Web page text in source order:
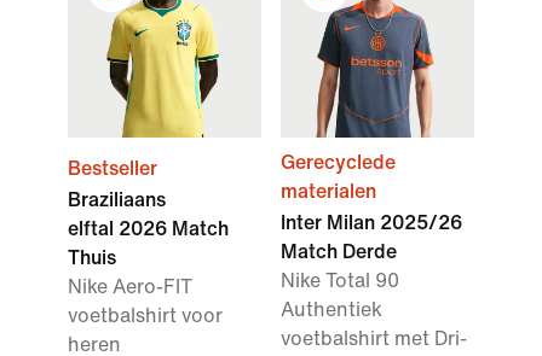
Bestseller
Braziliaans
elftal 2026 Match
Thuis
Nike Aero-FIT
voetbalshirt voor
heren
Gerecyclede
materialen
Inter Milan 2025/26
Match Derde
Nike Total 90
Authentiek
voetbalshirt met Dri-